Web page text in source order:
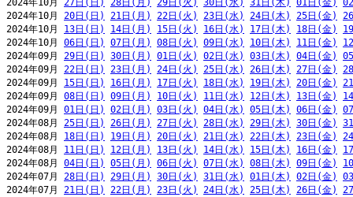
2024年10月 27日(日) 28日(月) 29日(火) 30日(水) 31日(木) 01日(金)
2024年10月 20日(日) 21日(月) 22日(火) 23日(水) 24日(木) 25日(金)
2024年10月 13日(日) 14日(月) 15日(火) 16日(水) 17日(木) 18日(金)
2024年10月 06日(日) 07日(月) 08日(火) 09日(水) 10日(木) 11日(金)
2024年09月 29日(日) 30日(月) 01日(火) 02日(水) 03日(木) 04日(金)
2024年09月 22日(日) 23日(月) 24日(火) 25日(水) 26日(木) 27日(金)
2024年09月 15日(日) 16日(月) 17日(火) 18日(水) 19日(木) 20日(金)
2024年09月 08日(日) 09日(月) 10日(火) 11日(水) 12日(木) 13日(金)
2024年09月 01日(日) 02日(月) 03日(火) 04日(水) 05日(木) 06日(金)
2024年08月 25日(日) 26日(月) 27日(火) 28日(水) 29日(木) 30日(金)
2024年08月 18日(日) 19日(月) 20日(火) 21日(水) 22日(木) 23日(金)
2024年08月 11日(日) 12日(月) 13日(火) 14日(水) 15日(木) 16日(金)
2024年08月 04日(日) 05日(月) 06日(火) 07日(水) 08日(木) 09日(金)
2024年07月 28日(日) 29日(月) 30日(火) 31日(水) 01日(木) 02日(金)
2024年07月 21日(日) 22日(月) 23日(火) 24日(水) 25日(木) 26日(金)